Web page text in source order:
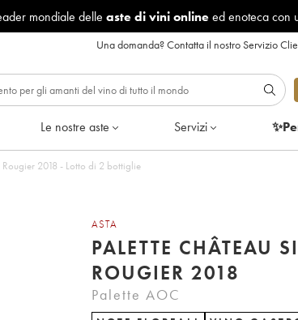
mondiale delle aste di vini onlineed enoteca con
Una domanda?Contatta il nostro Servizio
Le nostre aste Servizi
Rougier 2018 - Lotto di 2 bottiglie
ASTA
PALETTE CHÂTEAU
ROUGIER 2018
Palette AOC